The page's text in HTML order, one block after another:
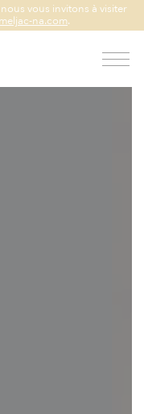
vous invitons à visiter
meljac-na.com.